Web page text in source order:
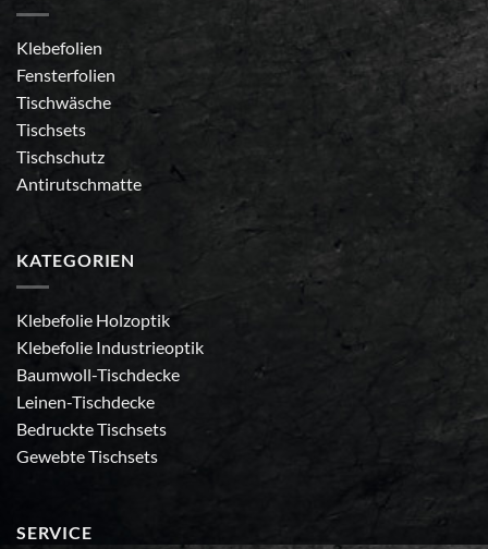
Klebefolien
Fensterfolien
Tischwäsche
Tischsets
Tischschutz
Antirutschmatte
KATEGORIEN
Klebefolie Holzoptik
Klebefolie Industrieoptik
Baumwoll-Tischdecke
Leinen-Tischdecke
Bedruckte Tischsets
Gewebte Tischsets
SERVICE